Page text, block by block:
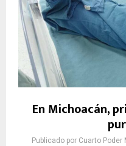
En Michoacán,
Publicado por Cuarto Poder